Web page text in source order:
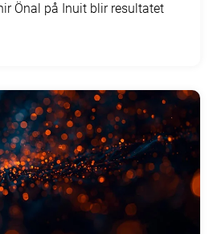
Önal på Inuit blir resultatet